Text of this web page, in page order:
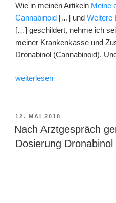
Wie in meinen Artikeln Meine
Cannabinoid […] und Weitere
[…] geschildert, nehme ich
meiner Krankenkasse und
Dronabinol (Cannabinoid).
„Mein
mit
Cannabinoid“
weiterlesen
VERÖFFENTLICHT
AM
12. MAI 2018
Nach Arztgespräch
Dosierung